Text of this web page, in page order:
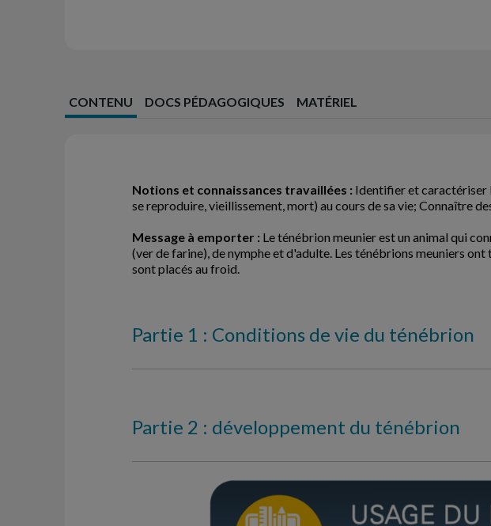
CONTENU DOCS PÉDAGOGIQUES MATÉRIEL
Notions et connaissances travaillées : Identifier et caractériser
se reproduire, vieillissement, mort) au cours de sa vie; Connaître
Message à emporter : Le ténébrion meunier est un animal qui
(ver de farine), de nymphe et d'adulte. Les ténébrions meuniers
sont placés au froid.
Partie 1 : Conditions de vie du ténébrion
Partie 2 : développement du ténébrion